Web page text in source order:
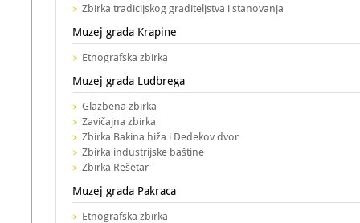
Zbirka tradicijskog graditeljstva i stanovanja
Muzej grada Krapine
Etnografska zbirka
Muzej grada Ludbrega
Glazbena zbirka
Zavičajna zbirka
Zbirka Bakina hiža i Dedekov dvor
Zbirka industrijske baštine
Zbirka Rešetar
Muzej grada Pakraca
Etnografska zbirka